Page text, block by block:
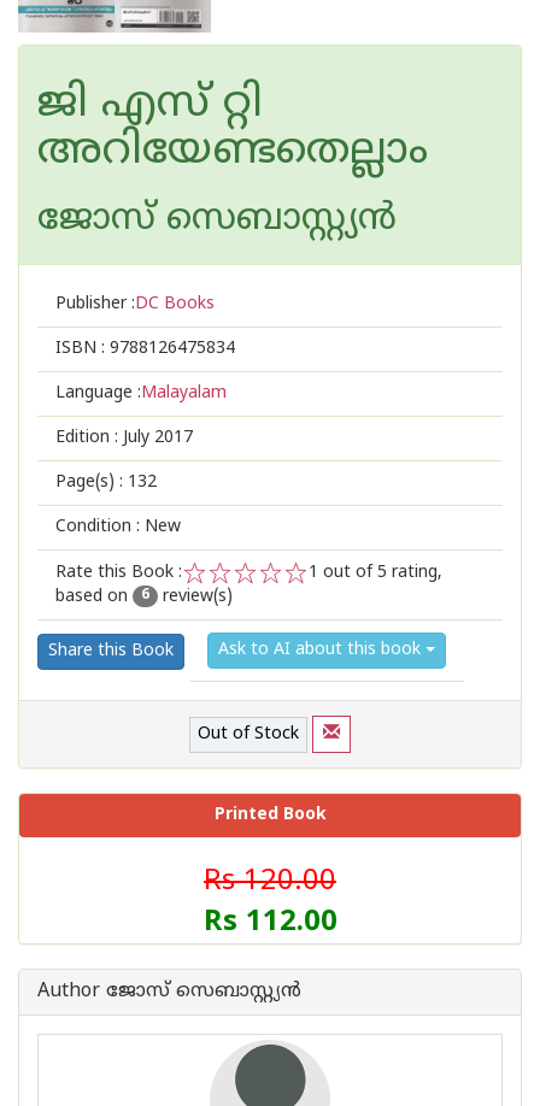
ജി എസ് റ്റി
അറിയേണ്ടതെല്ലാം
ജോസ് സെബാസ്റ്റ്യന്‍
Publisher :DC Books
ISBN : 9788126475834
Language :Malayalam
Edition : July 2017
Page(s) : 132
Condition : New
Rate this Book :
2
1
1 out of 5 rating,
based on
6 review(s)
Share this Book Ask to AI about this book
Out of Stock
Printed Book
Rs 120.00
Rs 112.00
Author ജോസ് സെബാസ്റ്റ്യന്‍